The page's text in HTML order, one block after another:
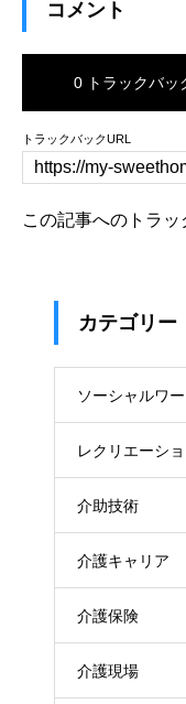
コメント
0 トラックバッ
トラックバックURL
この記事へのトラッ
カテゴリー
ソーシャルワ
レクリエーシ
介助技術
介護キャリア
介護保険
介護現場